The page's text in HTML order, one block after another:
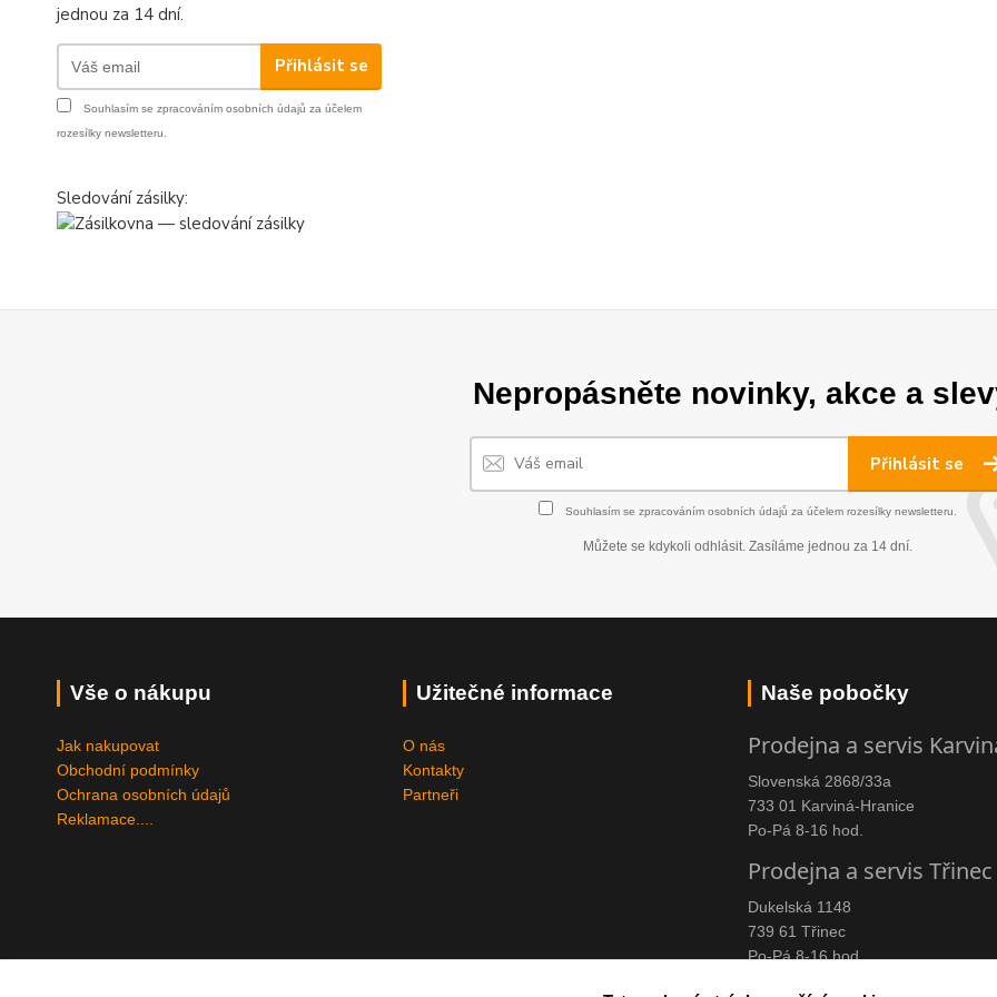
jednou za 14 dní.
Přihlásit se
Souhlasím se zpracováním osobních údajů za účelem
rozesílky newsletteru.
Sledování zásilky:
Nepropásněte novinky, akce a
Přihlásit se
Souhlasím se zpracováním osobních údajů za účelem rozesílky newsletteru.
Můžete se kdykoli odhlásit. Zasíláme jednou za 14 dní.
Vše o nákupu
Jak nakupovat
Obchodní podmínky
Ochrana osobních údajů
Reklamace....
Užitečné informace
O nás
Kontakty
Partneři
Naše pobočky
Prodejna a servis
Slovenská 2868/33a
733 01 Karviná-Hranice
Po-Pá 8-16 hod.
Prodejna a servis Třinec
Dukelská 1148
739 61 Třinec
Po-Pá 8-16 hod.